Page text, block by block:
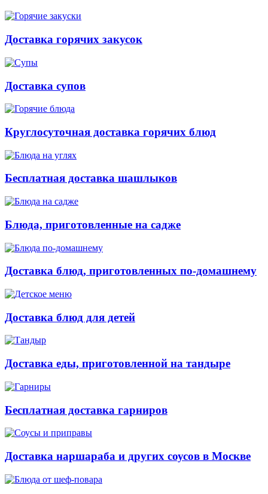
Доставка горячих закусок
Доставка супов
Круглосуточная доставка горячих блюд
Бесплатная доставка шашлыков
Блюда, приготовленные на садже
Доставка блюд, приготовленных по-домашнему
Доставка блюд для детей
Доставка еды, приготовленной на тандыре
Бесплатная доставка гарниров
Доставка наршараба и других соусов в Москве